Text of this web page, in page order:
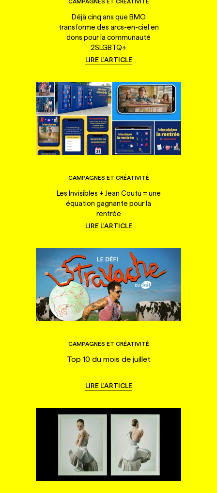
CAMPAGNES ET CRÉATIVITÉ
Déjà cinq ans que BMO
transforme des arcs-en-ciel en
dons pour la communauté
2SLGBTQ+
LIRE L'ARTICLE
CAMPAGNES ET CRÉATIVITÉ
Les Invisibles + Jean Coutu = une
équation gagnante pour la
rentrée
LIRE L'ARTICLE
CAMPAGNES ET CRÉATIVITÉ
Top 10 du mois de juillet
LIRE L'ARTICLE